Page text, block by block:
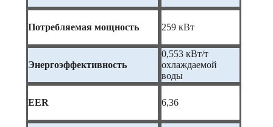
Потребляемая мощность 259 кВт
Энергоэффективность
0,553 кВт/т
охлаждаемой
воды
EER 6,36